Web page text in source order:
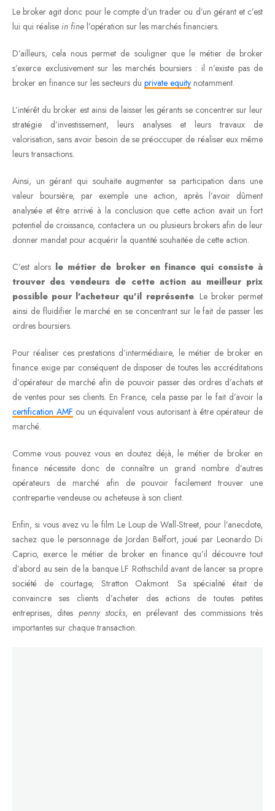
Le broker agit donc pour le compte d’un trader ou d’un gérant et c’est
lui qui réalise in fine l’opération sur les marchés financiers.
D’ailleurs, cela nous permet de souligner que le métier de broker
s’exerce exclusivement sur les marchés boursiers : il n’existe pas de
broker en finance sur les secteurs du private equity notamment.
L’intérêt du broker est ainsi de laisser les gérants se concentrer sur leur
stratégie d’investissement, leurs analyses et leurs travaux de
valorisation, sans avoir besoin de se préoccuper de réaliser eux même
leurs transactions.
Ainsi, un gérant qui souhaite augmenter sa participation dans une
valeur boursière, par exemple une action, après l’avoir dûment
analysée et être arrivé à la conclusion que cette action avait un fort
potentiel de croissance, contactera un ou plusieurs brokers afin de leur
donner mandat pour acquérir la quantité souhaitée de cette action.
C’est alors le métier de broker en finance qui consiste à
trouver des vendeurs de cette action au meilleur prix
possible pour l’acheteur qu’il représente. Le broker permet
ainsi de fluidifier le marché en se concentrant sur le fait de passer les
ordres boursiers.
Pour réaliser ces prestations d’intermédiaire, le métier de broker en
finance exige par conséquent de disposer de toutes les accréditations
d’opérateur de marché afin de pouvoir passer des ordres d’achats et
de ventes pour ses clients. En France, cela passe par le fait d’avoir la
certification AMF ou un équivalent vous autorisant à être opérateur de
marché.
Comme vous pouvez vous en doutez déjà, le métier de broker en
finance nécessite donc de connaître un grand nombre d’autres
opérateurs de marché afin de pouvoir facilement trouver une
contrepartie vendeuse ou acheteuse à son client.
Enfin, si vous avez vu le film Le Loup de Wall-Street, pour l’anecdote,
sachez que le personnage de Jordan Belfort, joué par Leonardo Di
Caprio, exerce le métier de broker en finance qu’il découvre tout
d’abord au sein de la banque LF Rothschild avant de lancer sa propre
société de courtage, Stratton Oakmont. Sa spécialité était de
convaincre ses clients d’acheter des actions de toutes petites
entreprises, dites penny stocks, en prélevant des commissions très
importantes sur chaque transaction.